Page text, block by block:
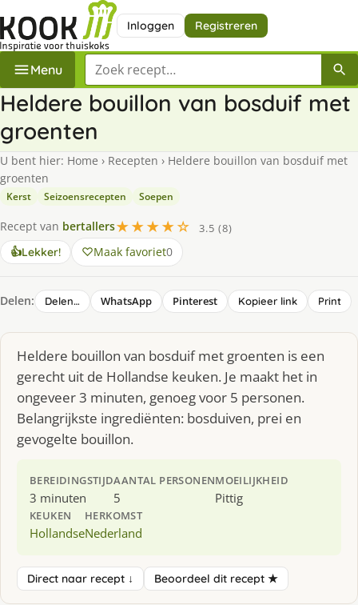
Inloggen Registreren
Menu Zoek een recept
Heldere bouillon van bosduif met
groenten
U bent hier: Home › Recepten › Heldere bouillon van bosduif met
groenten
Kerst Seizoensrecepten Soepen
Recept van bertallers★★★★☆
3.5 (8)
👍Lekker! Maak favoriet0
Delen: Delen… WhatsApp Pinterest Kopieer link Print
Heldere bouillon van bosduif met groenten is een
gerecht uit de Hollandse keuken. Je maakt het in
ongeveer 3 minuten, genoeg voor 5 personen.
Belangrijkste ingrediënten: bosduiven, prei en
gevogelte bouillon.
BEREIDINGSTIJD
3 minuten
AANTAL PERSONEN
5
MOEILIJKHEID
Pittig
KEUKEN
Hollandse
HERKOMST
Nederland
Direct naar recept ↓ Beoordeel dit recept ★